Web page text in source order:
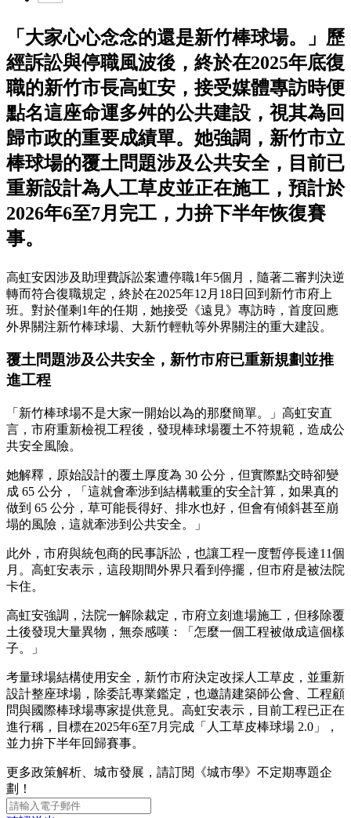
「大家心心念念的還是新竹棒球場。」歷
經訴訟與停職風波後，終於在2025年底復
職的新竹市長高虹安，接受媒體專訪時便
點名這座命運多舛的公共建設，視其為回
歸市政的重要成績單。她強調，新竹市立
棒球場的覆土問題涉及公共安全，目前已
重新設計為人工草皮並正在施工，預計於
2026年6至7月完工，力拚下半年恢復賽
事。
高虹安因涉及助理費訴訟案遭停職1年5個月，隨著二審判決逆
轉而符合復職規定，終於在2025年12月18日回到新竹市府上
班。對於僅剩1年的任期，她接受《遠見》專訪時，首度回應
外界關注新竹棒球場、大新竹輕軌等外界關注的重大建設。
覆土問題涉及公共安全，新竹市府已重新規劃並推
進工程
「新竹棒球場不是大家一開始以為的那麼簡單。」高虹安直
言，市府重新檢視工程後，發現棒球場覆土不符規範，造成公
共安全風險。
她解釋，原始設計的覆土厚度為 30 公分，但實際點交時卻變
成 65 公分，「這就會牽涉到結構載重的安全計算，如果真的
做到 65 公分，草可能長得好、排水也好，但會有傾斜甚至崩
塌的風險，這就牽涉到公共安全。」
此外，市府與統包商的民事訴訟，也讓工程一度暫停長達11個
月。高虹安表示，這段期間外界只看到停擺，但市府是被法院
卡住。
高虹安強調，法院一解除裁定，市府立刻進場施工，但移除覆
土後發現大量異物，無奈感嘆：「怎麼一個工程被做成這個樣
子。」
考量球場結構使用安全，新竹市府決定改採人工草皮，並重新
設計整座球場，除委託專業鑑定，也邀請建築師公會、工程顧
問與國際棒球場專家提供意見。高虹安表示，目前工程已正在
進行稱，目標在2025年6至7月完成「人工草皮棒球場 2.0」，
並力拚下半年回歸賽事。
更多政策解析、城市發展，請訂閱《城市學》不定期專題企
劃！